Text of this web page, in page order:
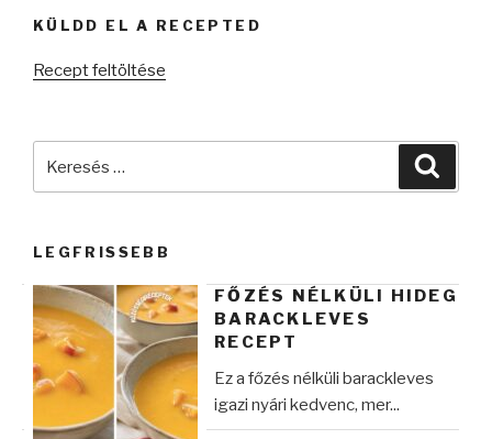
KÜLDD EL A RECEPTED
Recept feltöltése
LEGFRISSEBB
FŐZÉS NÉLKÜLI HIDEG
BARACKLEVES
RECEPT
Ez a főzés nélküli barackleves
igazi nyári kedvenc, mer...